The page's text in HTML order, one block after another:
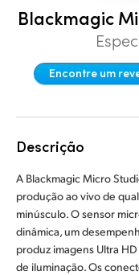
Denmark
Finland
India
Italy
Japan
Blackmagic
Encontre um
Descrição
A Blackmagic Micro
produção ao vivo de
minúsculo. O sensor
dinâmica, um
produz imagens Ultra
de iluminação. Os